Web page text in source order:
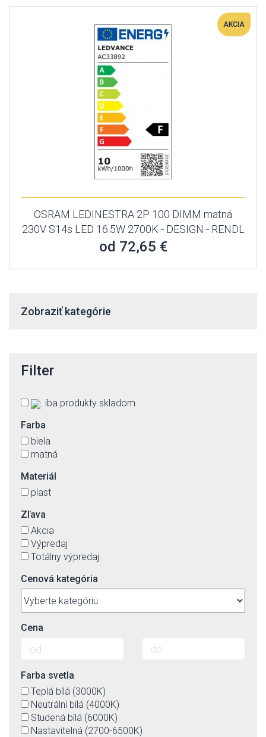
AKCIA
OSRAM LEDINESTRA 2P 100 DIMM matná
230V S14s LED 16.5W 2700K - DESIGN - RENDL
od 72,65 €
Zobraziť kategórie
Filter
iba produkty skladom
Farba
biela
matná
Materiál
plast
Zľava
Akcia
Výpredaj
Totálny výpredaj
Cenová kategória
Cena
Farba svetla
Teplá bílá (3000K)
Neutrální bílá (4000K)
Studená bílá (6000K)
Nastavitelná (2700-6500K)